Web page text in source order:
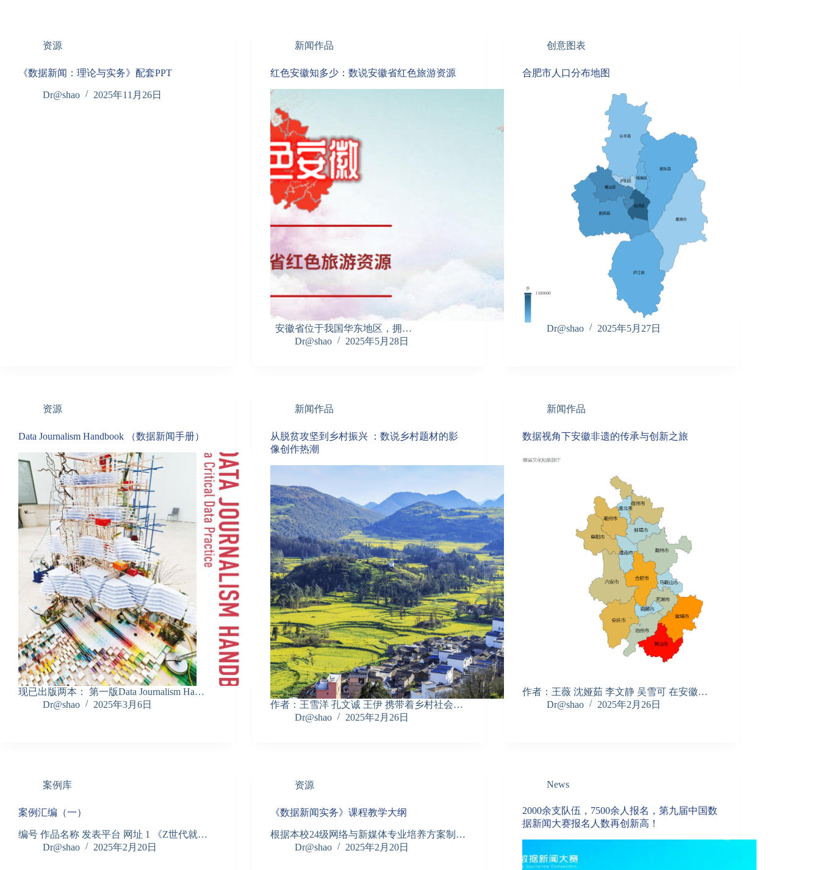
资源
《数据新闻：理论与实务》配套PPT
Dr@shao 2025年11月26日
新闻作品
红色安徽知多少：数说安徽省红色旅游资源
安徽省位于我国华东地区，拥…
Dr@shao
2025年5月28日
创意图表
合肥市人口分布地图
Dr@shao 2025年5月27日
资源
Data Journalism Handbook （数据新闻手册）
现已出版两本： 第一版Data Journalism Ha…
Dr@shao
2025年3月6日
新闻作品
从脱贫攻坚到乡村振兴 ：数说乡村题材的影
像创作热潮
作者：王雪洋 孔文诚 王伊 携带着乡村社会…
Dr@shao
2025年2月26日
新闻作品
数据视角下安徽非遗的传承与创新之旅
作者：王薇 沈娅茹 李文静 吴雪可 在安徽…
Dr@shao
2025年2月26日
案例库
案例汇编（一）
编号 作品名称 发表平台 网址 1 《Z世代就…
Dr@shao
2025年2月20日
资源
《数据新闻实务》课程教学大纲
根据本校24级网络与新媒体专业培养方案制…
Dr@shao
2025年2月20日
News
2000余支队伍，7500余人报名，第九届中国数
据新闻大赛报名人数再创新高！